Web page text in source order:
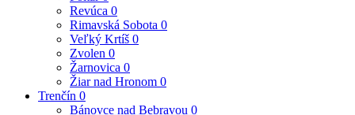
Revúca 0
Rimavská Sobota 0
Veľký Krtíš 0
Zvolen 0
Žarnovica 0
Žiar nad Hronom 0
Trenčín 0
Bánovce nad Bebravou 0